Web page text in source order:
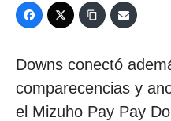
Downs conectó
comparecencias y
el Mizuho Pay Pay